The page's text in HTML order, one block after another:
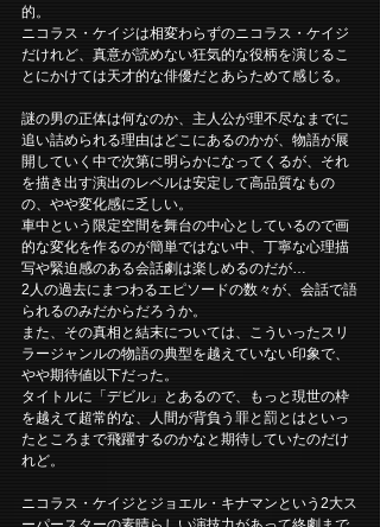
的。
ニコラス・ケイジは相変わらずのニコラス・ケイジ
だけれど、真意が読めない狂気的な役柄を演じるこ
とにかけては天才的な俳優だとあらためて感じる。
謎の男の正体は何なのか、主人公が理不尽なまでに
追い詰められる理由はどこにあるのかが、物語が展
開していく中で次第に明らかになってくるが、それ
を描き出す演出のレベルは安定して高品質なもの
の、やや変化感に乏しい。
車中という限定空間を舞台の中心としているので画
的な変化を作るのが簡単ではない中、丁寧な心理描
写や緊迫感のある会話劇は楽しめるのだが…
2人の過去にまつわるエピソードの数々が、会話で語
られるのみだからだろうか。
また、その真相と結末については、こういったスリ
ラージャンルの物語の典型を越えていない印象で、
やや期待値以下だった。
タイトルに「デビル」とあるので、もっと現世の枠
を越えて超常的な、人間が背負う罪と罰とはといっ
たところまで飛躍するのかなと期待していたのだけ
れど。
ニコラス・ケイジとジョエル・キナマンという2大ス